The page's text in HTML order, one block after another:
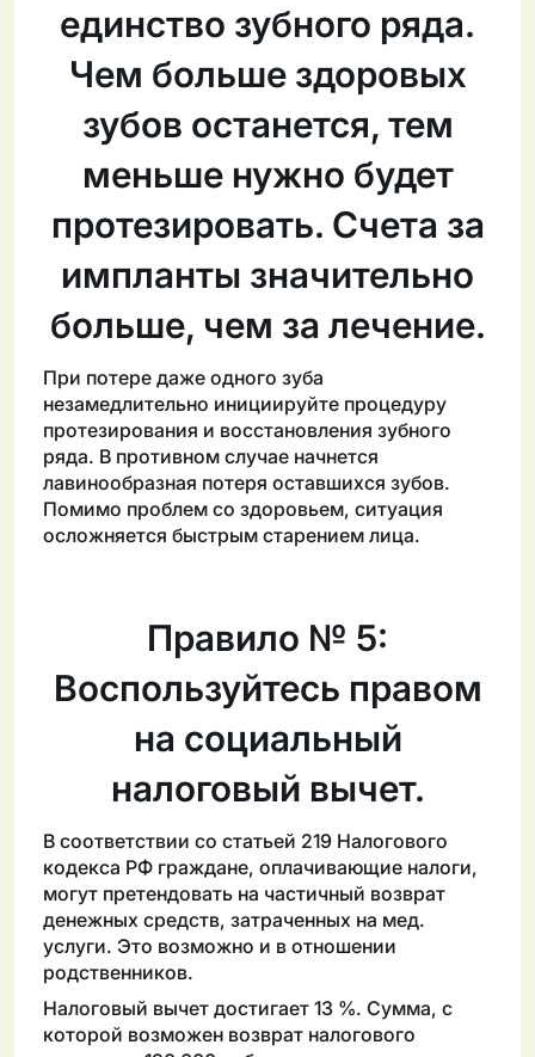
единство зубного ряда.
Чем больше здоровых
зубов останется, тем
меньше нужно будет
протезировать. Счета за
импланты значительно
больше, чем за лечение.
При потере даже одного зуба
незамедлительно инициируйте процедуру
протезирования и восстановления зубного
ряда. В противном случае начнется
лавинообразная потеря оставшихся зубов.
Помимо проблем со здоровьем, ситуация
осложняется быстрым старением лица.
Правило № 5:
Воспользуйтесь правом
на социальный
налоговый вычет.
В соответствии со статьей 219 Налогового
кодекса РФ граждане, оплачивающие налоги,
могут претендовать на частичный возврат
денежных средств, затраченных на мед.
услуги. Это возможно и в отношении
родственников.
Налоговый вычет достигает 13 %. Сумма, с
которой возможен возврат налогового